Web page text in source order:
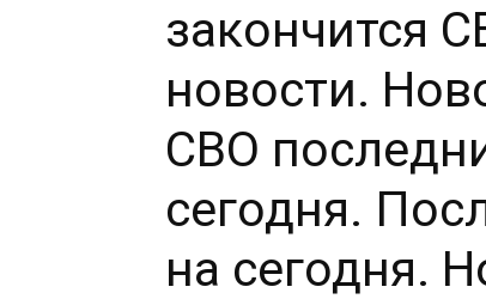
закончится
новости.
СВО
сегодня.
на сегодня.